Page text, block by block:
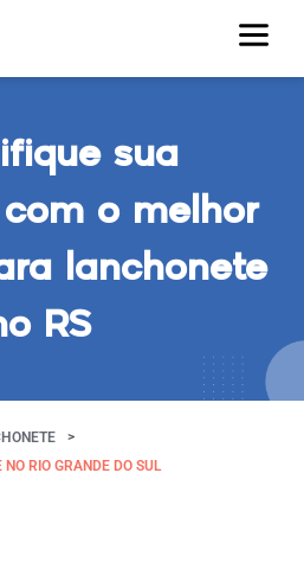
sua
o melhor
lanchonete
RS
RIO GRANDE DO SUL